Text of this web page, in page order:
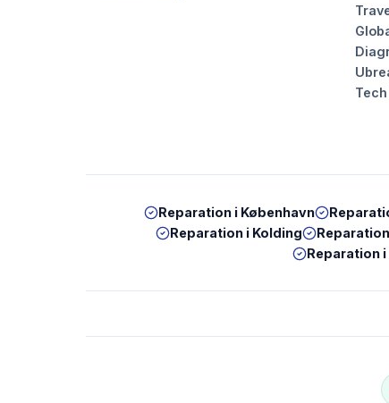
Reparation i København
Reparation i Kolding
Reparation i